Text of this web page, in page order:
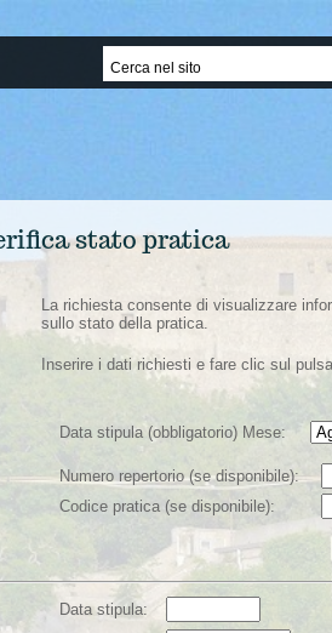
stato pratica